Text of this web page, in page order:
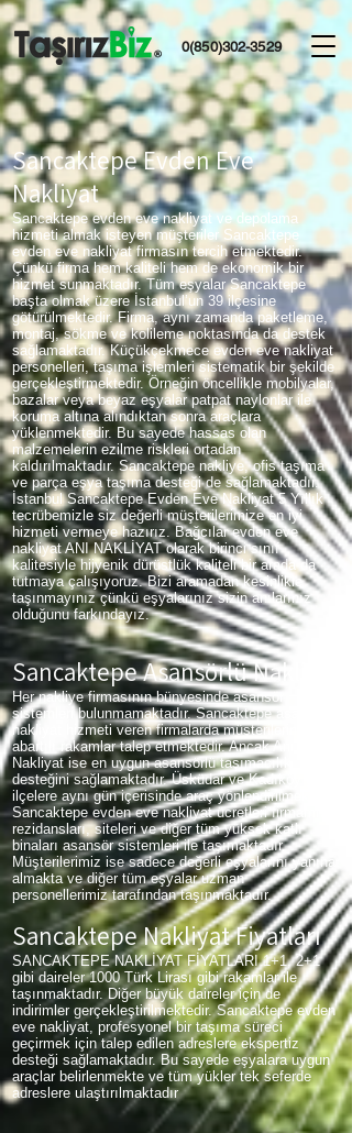
0(850)302-3529
Sancaktepe Evden Eve
Nakliyat
Sancaktepe evden eve nakliyat ve depolama
hizmeti almak isteyen müşteriler Sancaktepe
evden eve nakliyat firmasın tercih etmektedir.
Çünkü firma hem kaliteli hem de ekonomik bir
hizmet sunmaktadır. Tüm eşyalar Sancaktepe
başta olmak üzere İstanbul’un 39 ilçesine
götürülmektedir. Firma, aynı zamanda paketleme,
montaj, sökme ve kolileme noktasında da destek
sağlamaktadır. Küçükçekmece evden eve nakliyat
personelleri, taşıma işlemleri sistematik bir şekilde
gerçekleştirmektedir. Örneğin öncellikle mobilyalar,
bazalar veya beyaz eşyalar patpat naylonlar ile
koruma altına alındıktan sonra araçlara
yüklenmektedir. Bu sayede hassas olan
malzemelerin ezilme riskleri ortadan
kaldırılmaktadır. Sancaktepe nakliye, ofis taşıma
ve parça eşya taşıma desteği de sağlamaktadır.
İstanbul Sancaktepe Evden Eve Nakliyat 5 Yıllık
tecrübemizle siz değerli müşterilerimize en iyi
hizmeti vermeye hazırız. Bağcılar evden eve
nakliyat ANI NAKLİYAT olarak birinci sınıf
kalitesiyle hijyenik dürüstlük kaliteli bir arada da
tutmaya çalışıyoruz. Bizi aramadan kesinlikle
taşınmayınız çünkü eşyalarınız sizin anılarınız
olduğunu farkındayız.
Sancaktepe Asansörlü Nakliyat
Her nakliye firmasının bünyesinde asansör
sistemleri bulunmamaktadır. Sancaktepe asansörlü
nakliyat hizmeti veren firmalarda müşterilerinden
abartılı rakamlar talep etmektedir. Ancak Anı
Nakliyat ise en uygun asansörlü taşımacılık
desteğini sağlamaktadır. Üsküdar ve Kadıköy gibi
ilçelere aynı gün içerisinde araç yönlendirilmektedir.
Sancaktepe evden eve nakliyat ücretleri firmamız
rezidansları, siteleri ve diğer tüm yüksek katlı
binaları asansör sistemleri ile taşımaktadır.
Müşterilerimiz ise sadece değerli eşyalarını yanına
almakta ve diğer tüm eşyalar uzman
personellerimiz tarafından taşınmaktadır.
Sancaktepe Nakliyat Fiyatları
SANCAKTEPE NAKLİYAT FİYATLARI 1+1, 2+1
gibi daireler 1000 Türk Lirası gibi rakamlar ile
taşınmaktadır. Diğer büyük daireler için de
indirimler gerçekleştirilmektedir. Sancaktepe evden
eve nakliyat, profesyonel bir taşıma süreci
geçirmek için talep edilen adreslere ekspertiz
desteği sağlamaktadır. Bu sayede eşyalara uygun
araçlar belirlenmekte ve tüm yükler tek seferde
adreslere ulaştırılmaktadır